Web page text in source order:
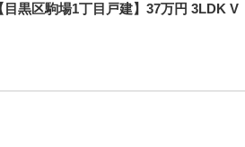
黒区駒場1丁目戸建】37万円 3LDK V